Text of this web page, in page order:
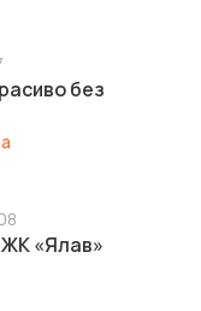
без
«Ялав»